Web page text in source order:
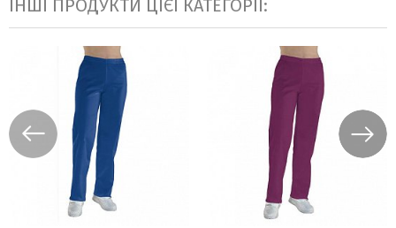
ІНШІ ПРОДУКТИ ЦІЄЇ КАТЕГОРІЇ: